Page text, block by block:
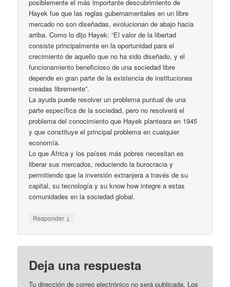
posiblemente el más importante descubrimiento de
Hayek fue que las reglas gubernamentales en un libre
mercado no son diseñadas, evolucionan de abajo hacia
arriba. Como lo dijo Hayek: “El valor de la libertad
consiste principalmente en la oportunidad para el
crecimiento de aquello que no ha sido diseñado, y el
funcionamiento beneficioso de una sociedad libre
depende en gran parte de la existencia de instituciones
creadas libremente”.
La ayuda puede resolver un problema puntual de una
parte específica de la sociedad, pero no resolverá el
problema del conocimiento que Hayek planteara en 1945
y que constituye el principal problema en cualquier
economía.
Lo que Africa y los países más pobres necesitan es
liberar sus mercados, reduciendo la burocracia y
permitiendo que la inversión extranjera a través de su
capital, su tecnología y su know how integre a estas
comunidades en la sociedad global.
Responder ↓
Deja una respuesta
Tu dirección de correo electrónico no será publicada. Los